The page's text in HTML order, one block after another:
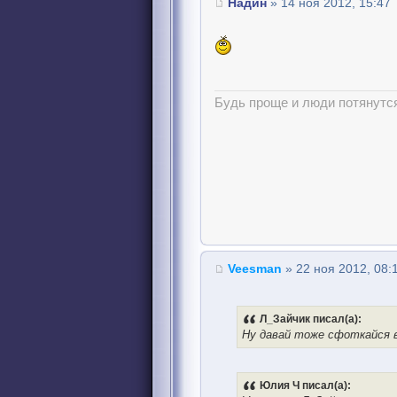
Надин » 14 ноя 2012, 15:47
Будь проще и люди
Veesman » 22 ноя 2012,
Л_Зайчик писал(а):
Ну давай тоже сфоткайся
Юлия Ч писал(а):